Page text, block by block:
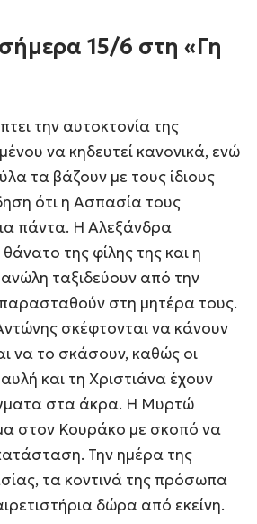
15/6 στη «Γη
την αυτοκτονία της
να κηδευτεί κανονικά, ενώ
τα βάζουν με τους ίδιους
ότι η Ασπασία τους
πάντα. Η Αλεξάνδρα
της φίλης της και η
ταξιδεύουν από την
στη μητέρα τους.
σκέφτονται να κάνουν
να το σκάσουν, καθώς οι
και τη Χριστιάνα έχουν
στα άκρα. Η Μυρτώ
στον Κουράκο με σκοπό να
Την ημέρα της
τα κοντινά της πρόσωπα
δώρα από εκείνη.